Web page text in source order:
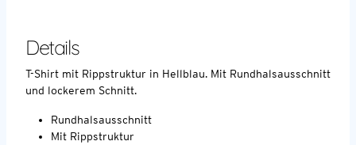
Details
T-Shirt mit Rippstruktur in Hellblau. Mit Rundhalsausschnitt
und lockerem Schnitt.
Rundhalsausschnitt
Mit Rippstruktur